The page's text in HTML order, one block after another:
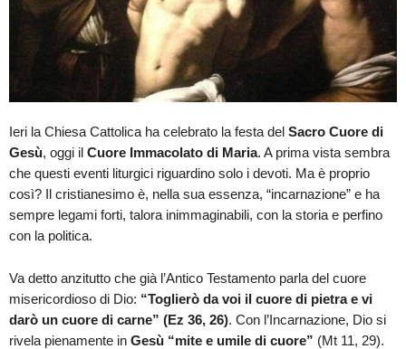
Ieri la Chiesa Cattolica ha celebrato la festa del Sacro Cuore di
Gesù, oggi il Cuore Immacolato di Maria. A prima vista sembra
che questi eventi liturgici riguardino solo i devoti. Ma è proprio
così? Il cristianesimo è, nella sua essenza, “incarnazione” e ha
sempre legami forti, talora inimmaginabili, con la storia e perfino
con la politica.
Va detto anzitutto che già l’Antico Testamento parla del cuore
misericordioso di Dio: “Toglierò da voi il cuore di pietra e vi
darò un cuore di carne” (Ez 36, 26). Con l’Incarnazione, Dio si
rivela pienamente in Gesù “mite e umile di cuore” (Mt 11, 29).